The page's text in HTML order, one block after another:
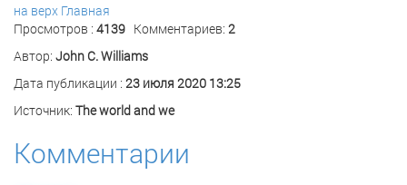
на верх Главная
Просмотров : 4139 Комментариев: 2
Автор: John C. Williams
Дата публикации : 23 июля 2020 13:25
Источник: The world and we
Комментарии